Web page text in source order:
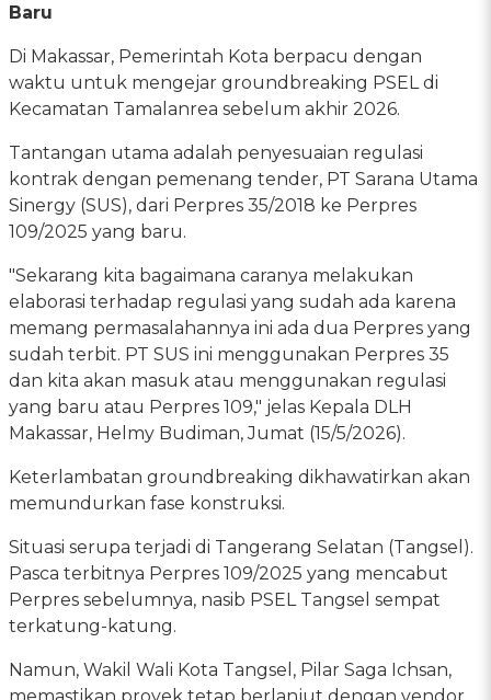
Baru
Di Makassar, Pemerintah Kota berpacu dengan
waktu untuk mengejar groundbreaking PSEL di
Kecamatan Tamalanrea sebelum akhir 2026.
Tantangan utama adalah penyesuaian regulasi
kontrak dengan pemenang tender, PT Sarana Utama
Sinergy (SUS), dari Perpres 35/2018 ke Perpres
109/2025 yang baru.
"Sekarang kita bagaimana caranya melakukan
elaborasi terhadap regulasi yang sudah ada karena
memang permasalahannya ini ada dua Perpres yang
sudah terbit. PT SUS ini menggunakan Perpres 35
dan kita akan masuk atau menggunakan regulasi
yang baru atau Perpres 109," jelas Kepala DLH
Makassar, Helmy Budiman, Jumat (15/5/2026).
Keterlambatan groundbreaking dikhawatirkan akan
memundurkan fase konstruksi.
Situasi serupa terjadi di Tangerang Selatan (Tangsel).
Pasca terbitnya Perpres 109/2025 yang mencabut
Perpres sebelumnya, nasib PSEL Tangsel sempat
terkatung-katung.
Namun, Wakil Wali Kota Tangsel, Pilar Saga Ichsan,